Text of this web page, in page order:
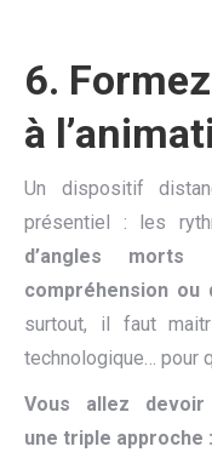
6.
à
Un dispositif
présentiel : les
d’angles
compréhension ou
surtout, il faut
technologique… pour
Vous allez devoir
une triple approche :